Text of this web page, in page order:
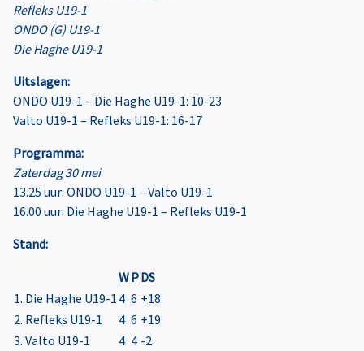
Refleks U19-1
ONDO (G) U19-1
Die Haghe U19-1
Uitslagen:
ONDO U19-1 – Die Haghe U19-1: 10-23
Valto U19-1 – Refleks U19-1: 16-17
Programma:
Zaterdag 30 mei
13.25 uur: ONDO U19-1 – Valto U19-1
16.00 uur: Die Haghe U19-1 – Refleks U19-1
Stand:
WPDS
1. Die Haghe U19-1 4 6 +18
2. Refleks U19-1
4 6 +19
3. Valto U19-1
4 4 -2